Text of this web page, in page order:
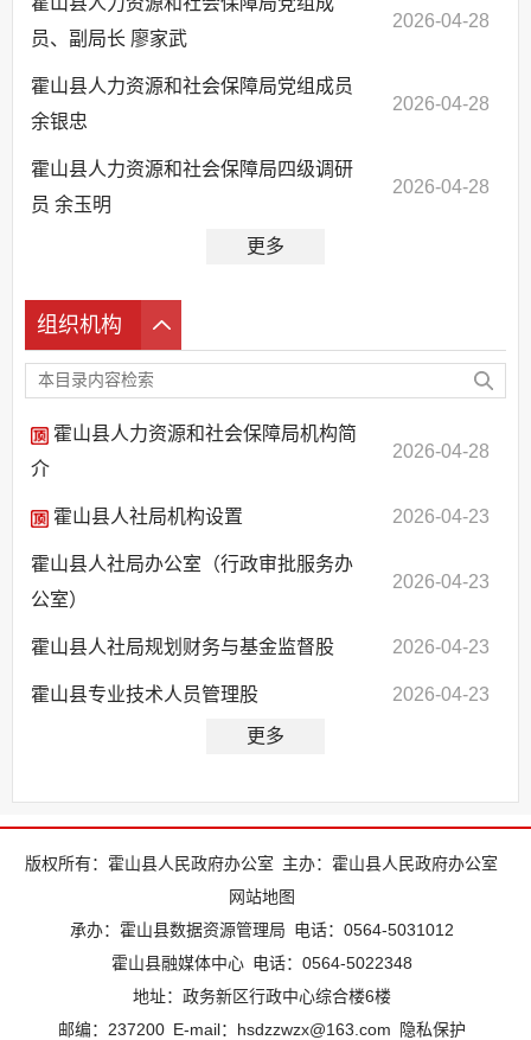
员、副局长 廖家武
2026-04-28
霍山县人力资源和社会保障局党组成员
余银忠
2026-04-28
霍山县人力资源和社会保障局四级调研
员 余玉明
2026-04-28
更多
组织机构
霍山县人力资源和社会保障局机构简
介
2026-04-28
霍山县人社局机构设置 2026-04-23
霍山县人社局办公室（行政审批服务办
公室）
2026-04-23
霍山县人社局规划财务与基金监督股 2026-04-23
霍山县专业技术人员管理股 2026-04-23
更多
版权所有：霍山县人民政府办公室 主办：霍山县人民政府办公室
网站地图
承办：霍山县数据资源管理局 电话：0564-5031012
霍山县融媒体中心 电话：0564-5022348
地址：政务新区行政中心综合楼6楼
邮编：237200 E-mail：hsdzzwzx@163.com 隐私保护